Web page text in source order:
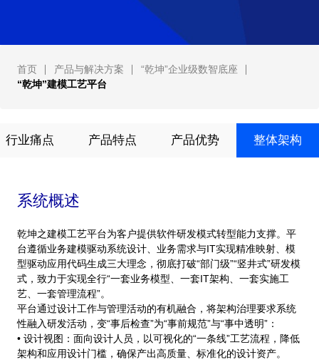
首页 产品与解决方案
“乾坤”企业级数智底座
“乾坤”建模工艺平台
行业痛点 产品特点 产品优势 整体架构
系统概述
乾坤之建模工艺平台为客户提供软件研发模式转型能力支撑。平
台遵循业务建模驱动系统设计、业务需求与IT实现精准映射、模
型驱动应用代码生成三大理念，彻底打破“部门级”“竖井式”研发模
式，致力于实现全行“一套业务模型、一套IT架构、一套实施工
艺、一套管理流程”。
平台通过设计工作与管理活动的有机融合，将架构治理要求系统
性融入研发活动，变“事后检查”为“事前规范”与“事中透明”：
• 设计视图：面向设计人员，以可视化的“一条线”工艺流程，降低
架构和应用设计门槛，确保产出高质量、标准化的设计资产。